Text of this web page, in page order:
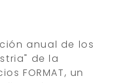
anual de los
de la
FORMAT, un